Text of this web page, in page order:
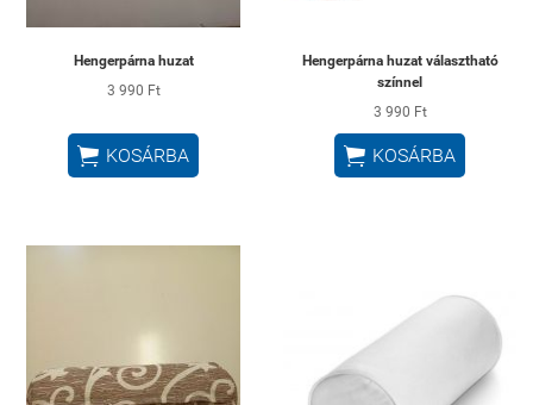
Hengerpárna huzat
3 990 Ft
 KOSÁRBA
Hengerpárna huzat választható
színnel
3 990 Ft
 KOSÁRBA